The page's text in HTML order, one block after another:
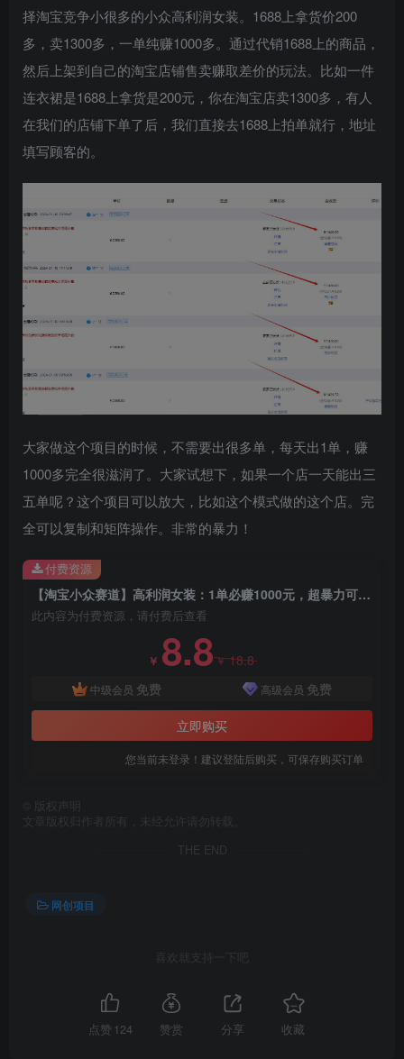
择淘宝竞争小很多的小众高利润女装。1688上拿货价200
多，卖1300多，一单纯赚1000多。通过代销1688上的商品，
然后上架到自己的淘宝店铺售卖赚取差价的玩法。比如一件
连衣裙是1688上拿货是200元，你在淘宝店卖1300多，有人
在我们的店铺下单了后，我们直接去1688上拍单就行，地址
填写顾客的。
大家做这个项目的时候，不需要出很多单，每天出1单，赚
1000多完全很滋润了。大家试想下，如果一个店一天能出三
五单呢？这个项目可以放大，比如这个模式做的这个店。完
全可以复制和矩阵操作。非常的暴力！
【淘宝小众赛道】高利润女装：1单必赚1000元，超暴力可矩阵
此内容为付费资源，请付费后查看
￥ 8.8￥18.8
中级会员 免费 高级会员 免费
立即购买
您当前未登录！建议登陆后购买，可保存购买订单
付费资源
版权声明
文章版权归作者所有，未经允许请勿转载。
THE END
网创项目
喜欢就支持一下吧
点赞 124 赞赏 分享 收藏